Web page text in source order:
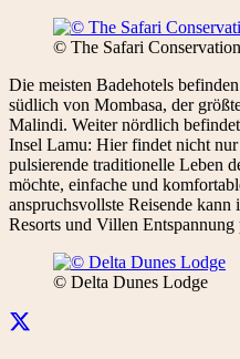
© The Safari
Die meisten Badehotels
südlich von Mombasa, der
Malindi. Weiter nördlich
Insel Lamu: Hier findet nicht
pulsierende traditionelle Leben
möchte, einfache und
anspruchsvollste Reisende kann
Resorts und Villen Entspannung
© Delta Dunes Lodge